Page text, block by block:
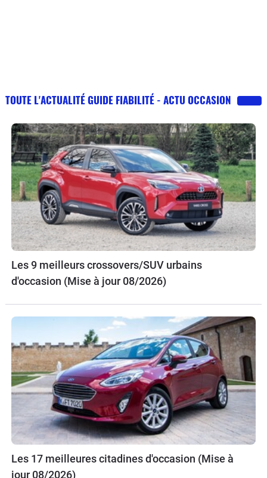
TOUTE L'ACTUALITÉ GUIDE FIABILITÉ - ACTU OCCASION
Les 9 meilleurs crossovers/SUV urbains
d'occasion (Mise à jour 08/2026)
Les 17 meilleures citadines d'occasion (Mise à
jour 08/2026)